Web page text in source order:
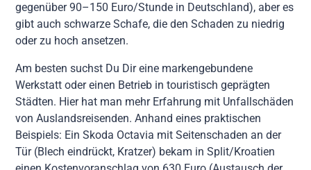
gegenüber 90–150 Euro/Stunde in Deutschland), aber es
gibt auch schwarze Schafe, die den Schaden zu niedrig
oder zu hoch ansetzen.
Am besten suchst Du Dir eine markengebundene
Werkstatt oder einen Betrieb in touristisch geprägten
Städten. Hier hat man mehr Erfahrung mit Unfallschäden
von Auslandsreisenden. Anhand eines praktischen
Beispiels: Ein Skoda Octavia mit Seitenschaden an der
Tür (Blech eindrückt, Kratzer) bekam in Split/Kroatien